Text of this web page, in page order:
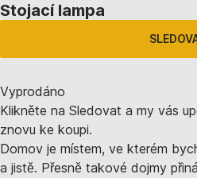
Stojací lampa
Vyprodáno
Klikněte na Sledovat a my vás
znovu ke koupi.
Domov je místem, ve kterém
a jistě. Přesně takové dojmy